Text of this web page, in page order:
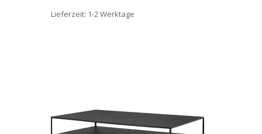
Lieferzeit: 1-2 Werktage